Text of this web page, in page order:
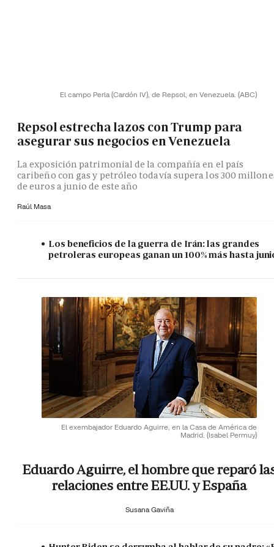
El campo Perla (Cardón IV), de Repsol, en Venezuela. (ABC)
Repsol estrecha lazos con Trump para
asegurar sus negocios en Venezuela
La exposición patrimonial de la compañía en el país
caribeño con gas y petróleo todavía supera los 300
de euros a junio de este año
Raúl Masa
Los beneficios de la guerra de Irán: las grandes
petroleras europeas ganan un 100% más hasta
El exembajador Eduardo Aguirre, en la Casa de América de
Madrid. (Isabel Permuy)
Eduardo Aguirre, el hombre que reparó
relaciones entre EE.UU. y España
Susana Gaviña